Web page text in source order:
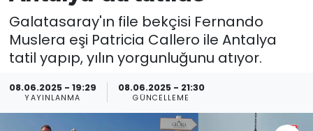
Galatasaray'ın file bekçisi Fernando
Muslera eşi Patricia Callero ile Antalya
tatil yapıp, yılın yorgunluğunu atıyor.
08.06.2025 - 19:29
YAYINLANMA
08.06.2025 - 21:30
GÜNCELLEME